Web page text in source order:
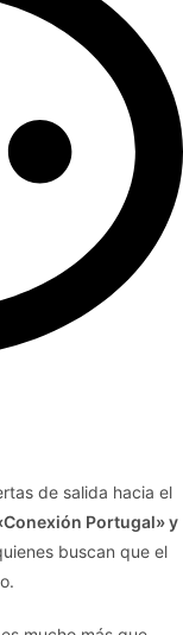
de salida hacia el
Portugal» y
buscan que el